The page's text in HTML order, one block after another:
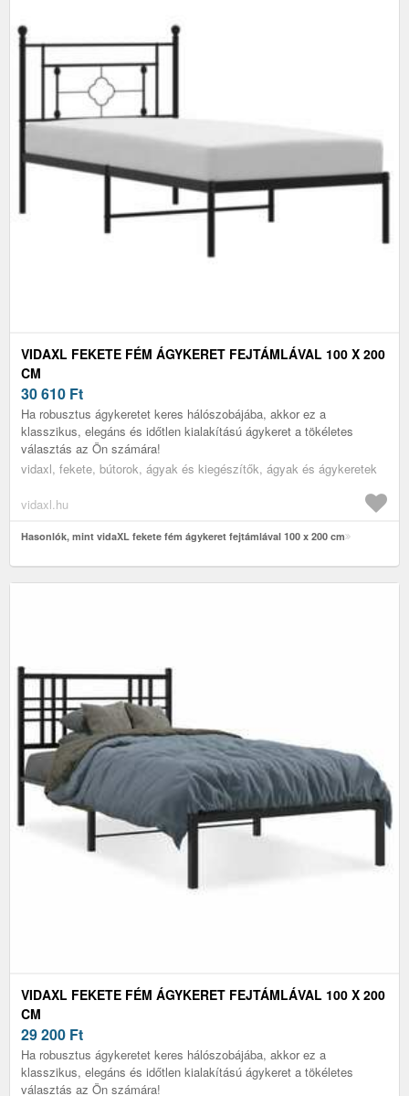
VIDAXL FEKETE FÉM ÁGYKERET FEJTÁMLÁVAL 100 X 200
CM
30 610 Ft
Ha robusztus ágykeretet keres hálószobájába, akkor ez a
klasszikus, elegáns és időtlen kialakítású ágykeret a tökéletes
választás az Ön számára!
vidaxl, fekete, bútorok, ágyak és kiegészítők, ágyak és ágykeretek
vidaxl.hu
Hasonlók, mint vidaXL fekete fém ágykeret fejtámlával 100 x 200 cm
VIDAXL FEKETE FÉM ÁGYKERET FEJTÁMLÁVAL 100 X 200
CM
29 200 Ft
Ha robusztus ágykeretet keres hálószobájába, akkor ez a
klasszikus, elegáns és időtlen kialakítású ágykeret a tökéletes
választás az Ön számára!